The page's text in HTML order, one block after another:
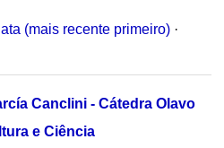
(mais recente primeiro) ·
Canclini - Cátedra Olavo
e Ciência